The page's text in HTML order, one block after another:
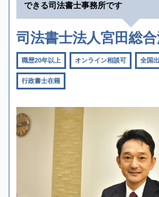
できる司法書士事務所です
司法書士法人宮田総
職歴20年以上 オンライン相談可 全国
行政書士在籍